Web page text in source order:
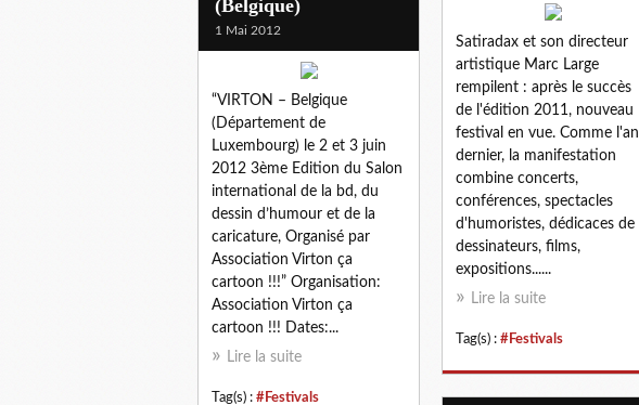
Satiradax et son directeur
artistique Marc Large
rempilent : après le succès
de l'édition 2011, nouveau
festival en vue. Comme l'an
dernier, la manifestation
combine concerts,
conférences, spectacles
d'humoristes, dédicaces de
dessinateurs, films,
expositions......
Lire la suite
Tag(s) : #Festivals
(Belgique)
1 Mai 2012
“VIRTON – Belgique
(Département de
Luxembourg) le 2 et 3 juin
2012 3ème Edition du Salon
international de la bd, du
dessin d’humour et de la
caricature, Organisé par
Association Virton ça
cartoon !!!” Organisation:
Association Virton ça
cartoon !!! Dates:...
Lire la suite
Tag(s) : #Festivals